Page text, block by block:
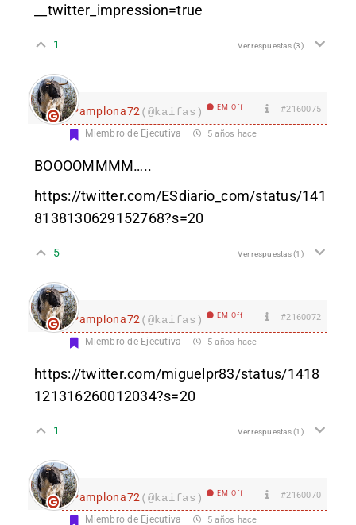
__twitter_impression=true
1 Ver respuestas(3)
Pamplona72 (@kaifas) EM Off #2160075
Miembro de Ejecutiva 5 años hace
BOOOOMMMM…..
https://twitter.com/ESdiario_com/status/141
8138130629152768?s=20
5 Ver respuestas(1)
Pamplona72 (@kaifas) EM Off #2160072
Miembro de Ejecutiva 5 años hace
https://twitter.com/miguelpr83/status/1418
121316260012034?s=20
1 Ver respuestas(1)
Pamplona72 (@kaifas) EM Off #2160070
Miembro de Ejecutiva 5 años hace